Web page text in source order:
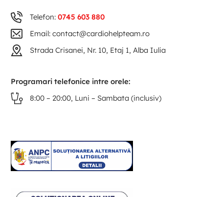
Telefon:0745 603 880
Email: contact@cardiohelpteam.ro
Strada Crisanei, Nr. 10, Etaj 1, Alba Iulia
Programari telefonice intre orele:
8:00 – 20:00, Luni – Sambata (inclusiv)